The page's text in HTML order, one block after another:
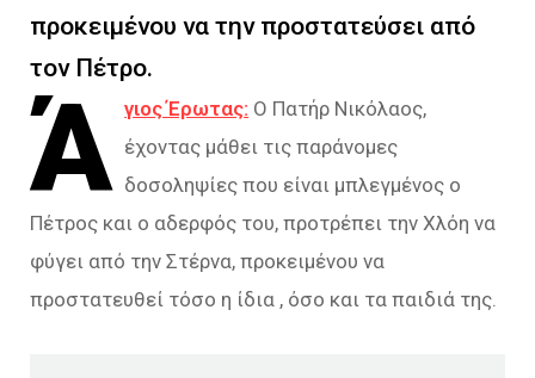
προκειμένου να την προστατεύσει από
τον Πέτρο.
Ά γιος Έρωτας: Ο Πατήρ Νικόλαος,
έχοντας μάθει τις παράνομες
δοσοληψίες που είναι μπλεγμένος ο
Πέτρος και ο αδερφός του, προτρέπει την Χλόη να
φύγει από την Στέρνα, προκειμένου να
προστατευθεί τόσο η ίδια , όσο και τα παιδιά της.